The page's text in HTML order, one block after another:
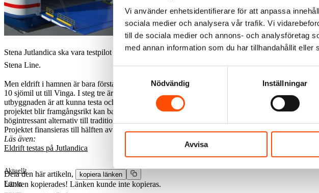
Vi använder enhetsidentifierare för att anpassa
sociala medier och analysera vår trafik. Vi
till de sociala medier och annons- och analysföretag
med annan information som du har tillhandahållit
Nödvändig
Inställningar
Avvisa
Stena Jutlandica ska vara testpilot för eldrift. Målsättningen är full eldrift av färjan. Bild:
Stena Line.
Men eldrift i hamnen är bara första steget i projektet. I steg två kopplas batteridrift till två av de
10 sjömil ut till Vinga. I steg tre är batteri kopplat till alla fyra huvudmaskiner och fartyget kan
utbyggnaden är att kunna testa och utvärdera effekterna under resans gång. Arbetet med steg
projektet blir framgångsrikt kan batteridrift bli aktuellt även på andra fartyg i Stena Lines flotta.
högintressant alternativ till traditionella drivmedel för sjöfarten eftersom utsläppen skulle kunna
Projektet finansieras till hälften av stöd från Trafikverket och EU.
Läs även:
Eldrift testas på Jutlandica
Aktuellt
Fartyg
Dela den här artikeln, kopiera länken
Länken kopierades! Länken kunde inte kopieras.